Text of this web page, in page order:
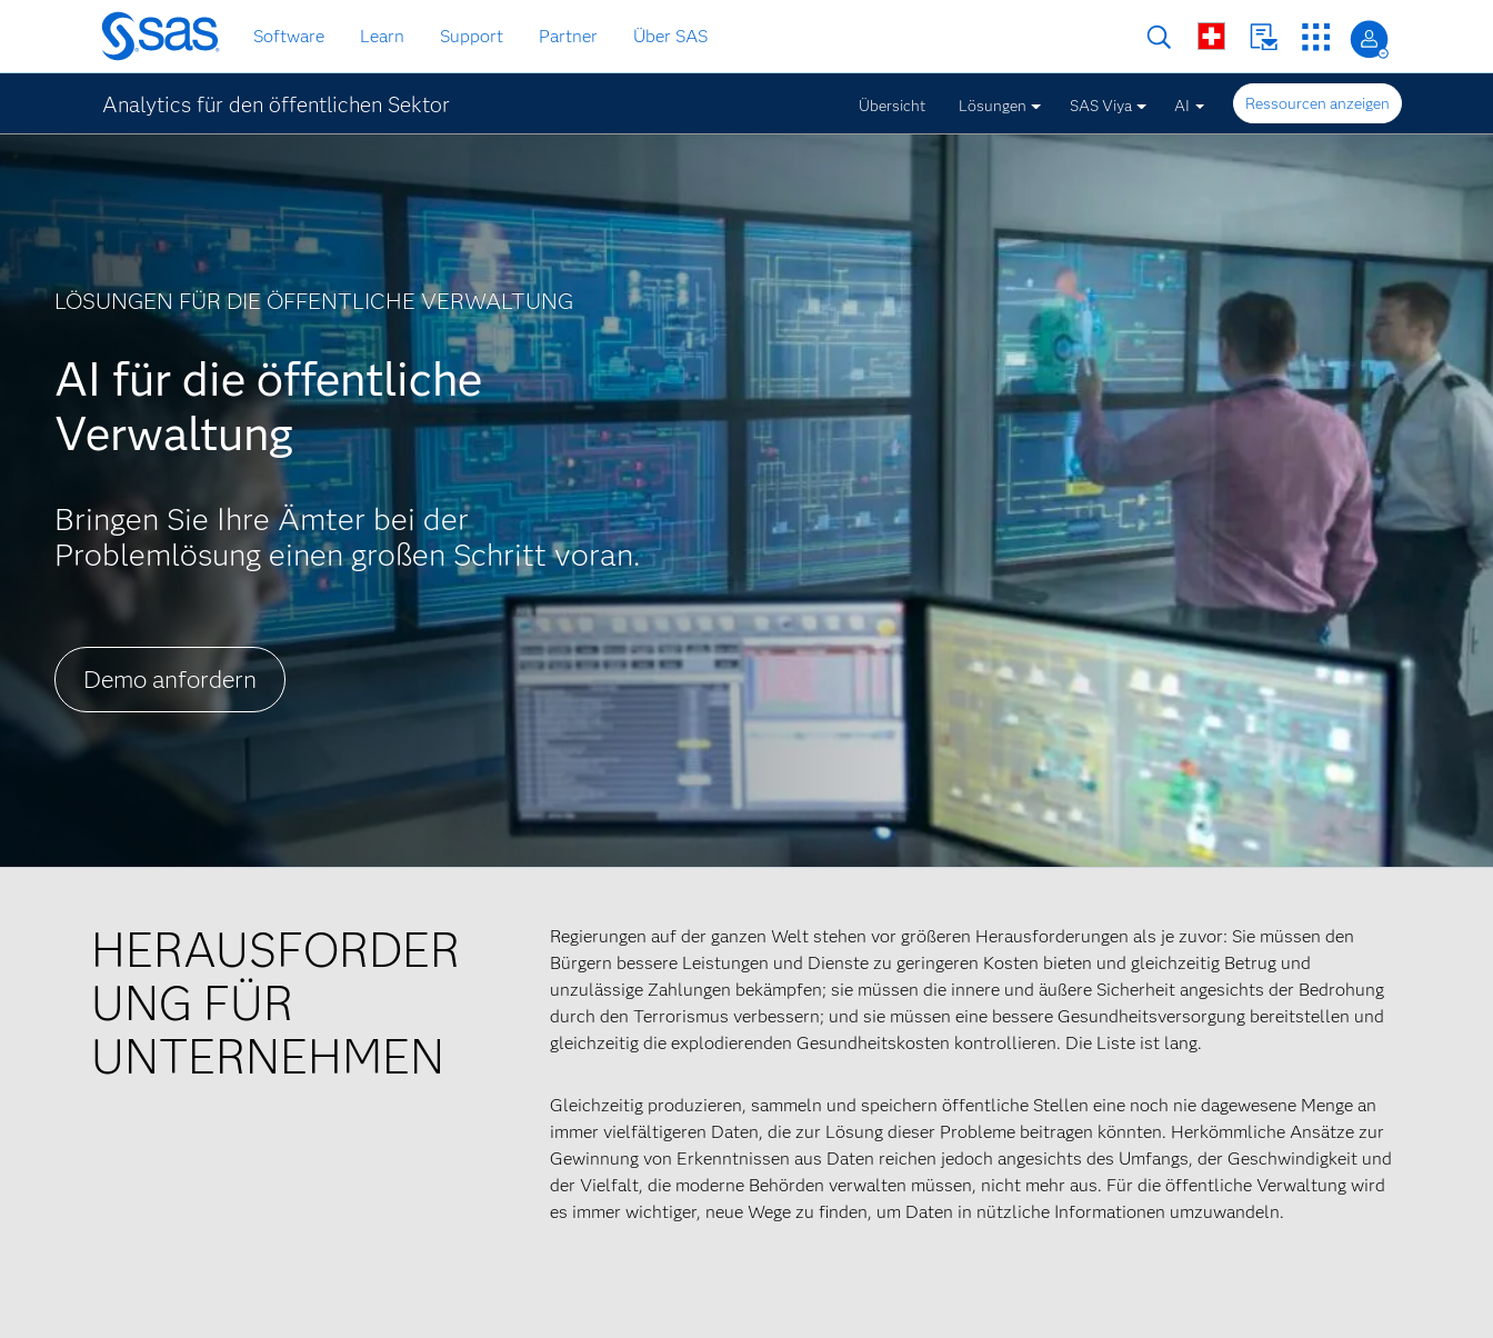
Zurück
zum
Hauptinhalt
Software Learn Support Partner Über SAS
Analytics für den öffentlichen Sektor Übersicht Lösungen SAS Viya AI Ressourcen anzeigen
LÖSUNGEN FÜR DIE ÖFFENTLICHE VERWALTUNG
AI für die öffentliche
Verwaltung
Bringen Sie Ihre Ämter bei der
Problemlösung einen großen Schritt voran.
Demo anfordern
HERAUSFORDER
UNG FÜR
UNTERNEHMEN
Regierungen auf der ganzen Welt stehen vor größeren Herausforderungen als je zuvor: Sie müssen den
Bürgern bessere Leistungen und Dienste zu geringeren Kosten bieten und gleichzeitig Betrug und
unzulässige Zahlungen bekämpfen; sie müssen die innere und äußere Sicherheit angesichts der Bedrohung
durch den Terrorismus verbessern; und sie müssen eine bessere Gesundheitsversorgung bereitstellen und
gleichzeitig die explodierenden Gesundheitskosten kontrollieren. Die Liste ist lang.
Gleichzeitig produzieren, sammeln und speichern öffentliche Stellen eine noch nie dagewesene Menge an
immer vielfältigeren Daten, die zur Lösung dieser Probleme beitragen könnten. Herkömmliche Ansätze zur
Gewinnung von Erkenntnissen aus Daten reichen jedoch angesichts des Umfangs, der Geschwindigkeit und
der Vielfalt, die moderne Behörden verwalten müssen, nicht mehr aus. Für die öffentliche Verwaltung wird
es immer wichtiger, neue Wege zu finden, um Daten in nützliche Informationen umzuwandeln.